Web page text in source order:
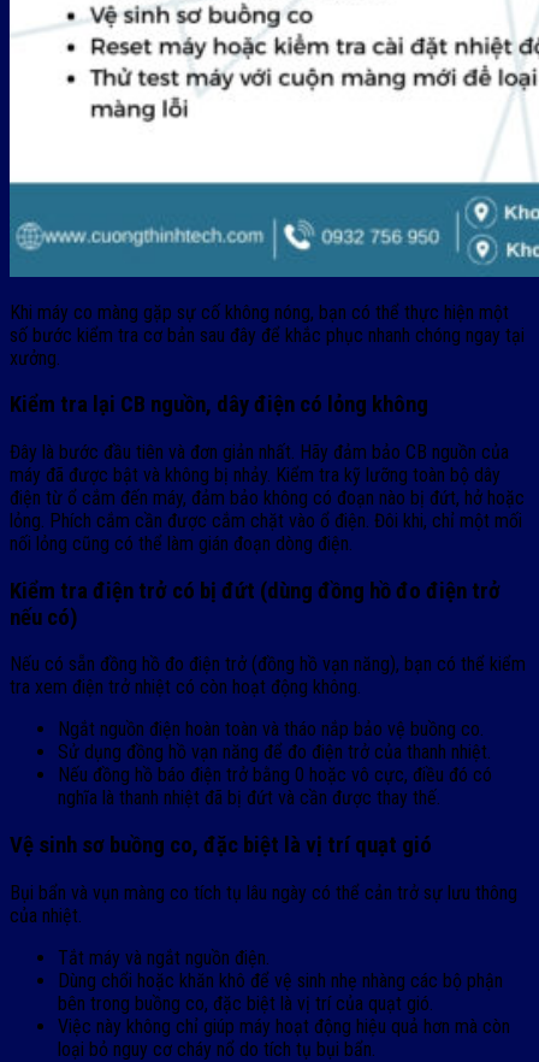
Khi máy co màng gặp sự cố không nóng, bạn có thể thực hiện một
số bước kiểm tra cơ bản sau đây để khắc phục nhanh chóng ngay tại
xưởng.
Kiểm tra lại CB nguồn, dây điện có lỏng không
Đây là bước đầu tiên và đơn giản nhất. Hãy đảm bảo CB nguồn của
máy đã được bật và không bị nhảy. Kiểm tra kỹ lưỡng toàn bộ dây
điện từ ổ cắm đến máy, đảm bảo không có đoạn nào bị đứt, hở hoặc
lỏng. Phích cắm cần được cắm chặt vào ổ điện. Đôi khi, chỉ một mối
nối lỏng cũng có thể làm gián đoạn dòng điện.
Kiểm tra điện trở có bị đứt (dùng đồng hồ đo điện trở
nếu có)
Nếu có sẵn đồng hồ đo điện trở (đồng hồ vạn năng), bạn có thể kiểm
tra xem điện trở nhiệt có còn hoạt động không.
Ngắt nguồn điện hoàn toàn và tháo nắp bảo vệ buồng co.
Sử dụng đồng hồ vạn năng để đo điện trở của thanh nhiệt.
Nếu đồng hồ báo điện trở bằng 0 hoặc vô cực, điều đó có
nghĩa là thanh nhiệt đã bị đứt và cần được thay thế.
Vệ sinh sơ buồng co, đặc biệt là vị trí quạt gió
Bụi bẩn và vụn màng co tích tụ lâu ngày có thể cản trở sự lưu thông
của nhiệt.
Tắt máy và ngắt nguồn điện.
Dùng chổi hoặc khăn khô để vệ sinh nhẹ nhàng các bộ phận
bên trong buồng co, đặc biệt là vị trí của quạt gió.
Việc này không chỉ giúp máy hoạt động hiệu quả hơn mà còn
loại bỏ nguy cơ cháy nổ do tích tụ bụi bẩn.